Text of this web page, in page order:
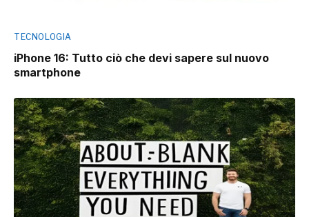
TECNOLOGIA
iPhone 16: Tutto ciò che devi sapere sul nuovo
smartphone